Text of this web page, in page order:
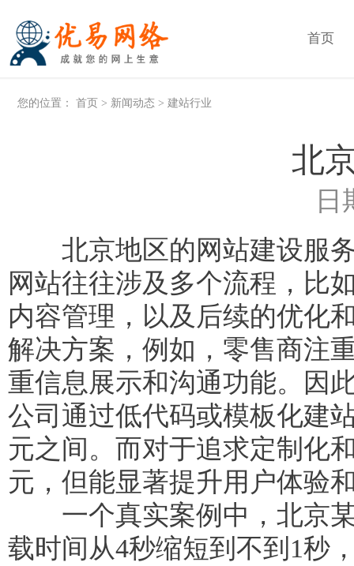
首页
您的位置： 首页 > 新闻动态 > 建站行业
北
北京地区的网站建设服务
网站往往涉及多个流程，比
内容管理，以及后续的优化
解决方案，例如，零售商注
重信息展示和沟通功能。因
公司通过低代码或模板化建
元之间。而对于追求定制化
元，但能显著提升用户体验
一个真实案例中，北京某
载时间从4秒缩短到不到1秒